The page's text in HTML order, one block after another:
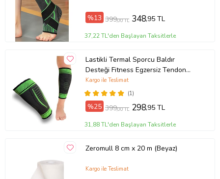
%13 399,00 TL 348,95 TL
37,22 TL'den Başlayan Taksitlerle
Lastikli Termal Sporcu Baldır
Desteği Fitness Egzersiz Tendon
Koruyucu Medikal Bandaj N805
(Siyah-Yeşil) (1)
Kargo ile Teslimat
%25 399,00 TL 298,95 TL
31,88 TL'den Başlayan Taksitlerle
Zeromull 8 cm x 20 m (Beyaz)
Kargo ile Teslimat